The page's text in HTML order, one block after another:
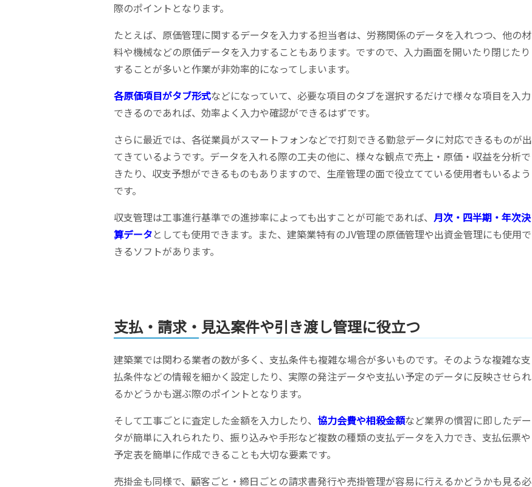
際のポイントとなります。
たとえば、原価管理に関するデータを入力する担当者は、労務関係のデータを入れつつ、他の材
料や機械などの原価データを入力することもあります。ですので、入力画面を開いたり閉じたり
することが多いと作業が非効率的になってしまいます。
各原価項目がタブ形式などになっていて、必要な項目のタブを選択するだけで様々な項目を入力
できるのであれば、効率よく入力や確認ができるはずです。
さらに最近では、各従業員がスマートフォンなどで打刻できる勤怠データに対応できるものが出
てきているようです。データを入れる際の工夫の他に、様々な観点で売上・原価・収益を分析で
きたり、収支予想ができるものもありますので、生産管理の面で役立てている使用者もいるよう
です。
収支管理は工事進行基準での進捗率によっても出すことが可能であれば、月次・四半期・年次決
算データとしても使用できます。また、建築業特有のJV管理の原価管理や出資金管理にも使用で
きるソフトがあります。
支払・請求・見込案件や引き渡し管理に役立つ
建築業では関わる業者の数が多く、支払条件も複雑な場合が多いものです。そのような複雑な支
払条件などの情報を細かく設定したり、実際の発注データや支払い予定のデータに反映させられ
るかどうかも選ぶ際のポイントとなります。
そして工事ごとに査定した金額を入力したり、協力会費や相殺金額など業界の慣習に即したデー
タが簡単に入れられたり、振り込みや手形など複数の種類の支払データを入力でき、支払伝票や
予定表を簡単に作成できることも大切な要素です。
売掛金も同様で、顧客ごと・締日ごとの請求書発行や売掛管理が容易に行えるかどうかも見る必